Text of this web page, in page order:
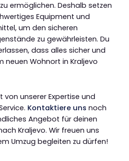
ermöglichen. Deshalb setzen
Equipment und
um den sicheren
zu gewährleisten. Du
dass alles sicher und
neuen Wohnort in Kraljevo
von unserer Expertise und
Kontaktiere uns noch
Angebot für deinen
Kraljevo. Wir freuen uns
Umzug begleiten zu dürfen!